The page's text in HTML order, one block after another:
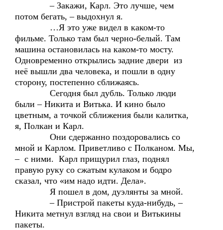
– Закажи, Карл. Это лучше, чем
потом бегать, – выдохнул я.
…Я это уже видел в каком-то
фильме. Только там был черно-белый. Там
машина остановилась на каком-то мосту.
Одновременно открылись задние двери из
неё вышли два человека, и пошли в одну
сторону, постепенно сближаясь.
Сегодня был дубль. Только люди
были – Никита и Витька. И кино было
цветным, а точкой сближения были калитка,
я, Полкан и Карл.
Они сдержанно поздоровались со
мной и Карлом. Приветливо с Полканом. Мы,
– с ними. Карл прищурил глаз, поднял
правую руку со сжатым кулаком и бодро
сказал, что «им надо идти. Дела».
Я пошел в дом, дуэлянты за мной.
– Пристрой пакеты куда-нибудь, –
Никита метнул взгляд на свои и Витькины
пакеты.